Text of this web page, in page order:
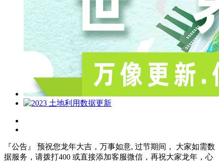
『公告』 预祝您龙年大吉，万事如意, 过节期间， 大家如需数
据服务，请拨打400 或直接添加客服微信，再祝大家龙年，心